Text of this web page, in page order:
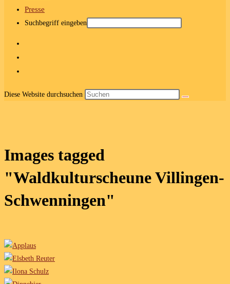
Presse
Suchbegriff eingeben
Diese Website durchsuchen
Images tagged
"Waldkulturscheune Villingen-
Schwenningen"